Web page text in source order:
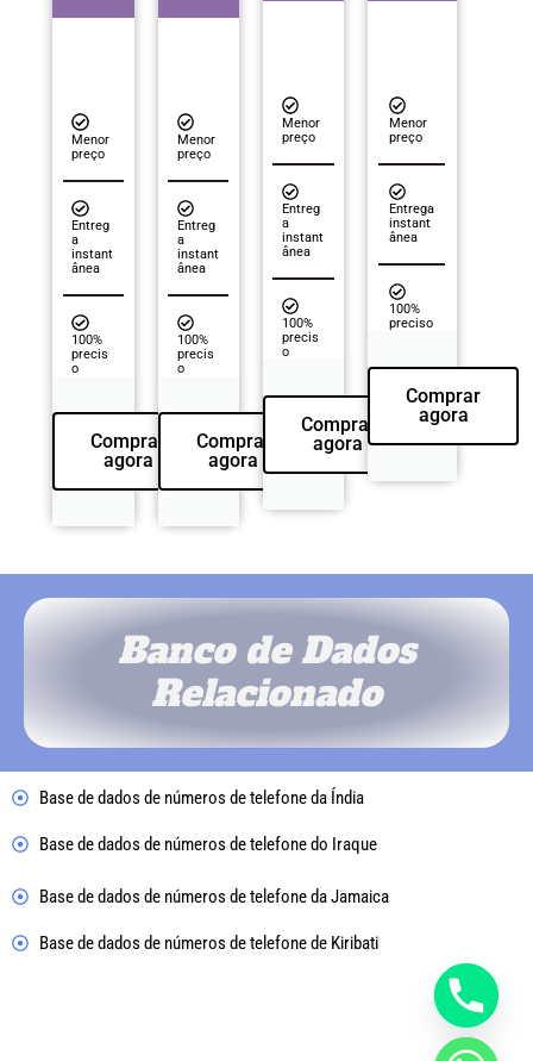
Menor
preço
Entreg
a
instant
ânea
100%
precis
o
Comprar
agora
Menor
preço
Entreg
a
instant
ânea
100%
precis
o
Comprar
agora
Menor
preço
Entreg
a
instant
ânea
100%
precis
o
Comprar
agora
Menor
preço
Entrega
instant
ânea
100%
preciso
Comprar
agora
Banco de Dados
Relacionado
Base de dados de números de telefone da Índia
Base de dados de números de telefone do Iraque
Base de dados de números de telefone da Jamaica
Base de dados de números de telefone de Kiribati